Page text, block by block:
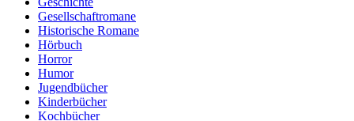
Gesellschaftromane
Historische Romane
Hörbuch
Horror
Humor
Jugendbücher
Kinderbücher
Kochbücher